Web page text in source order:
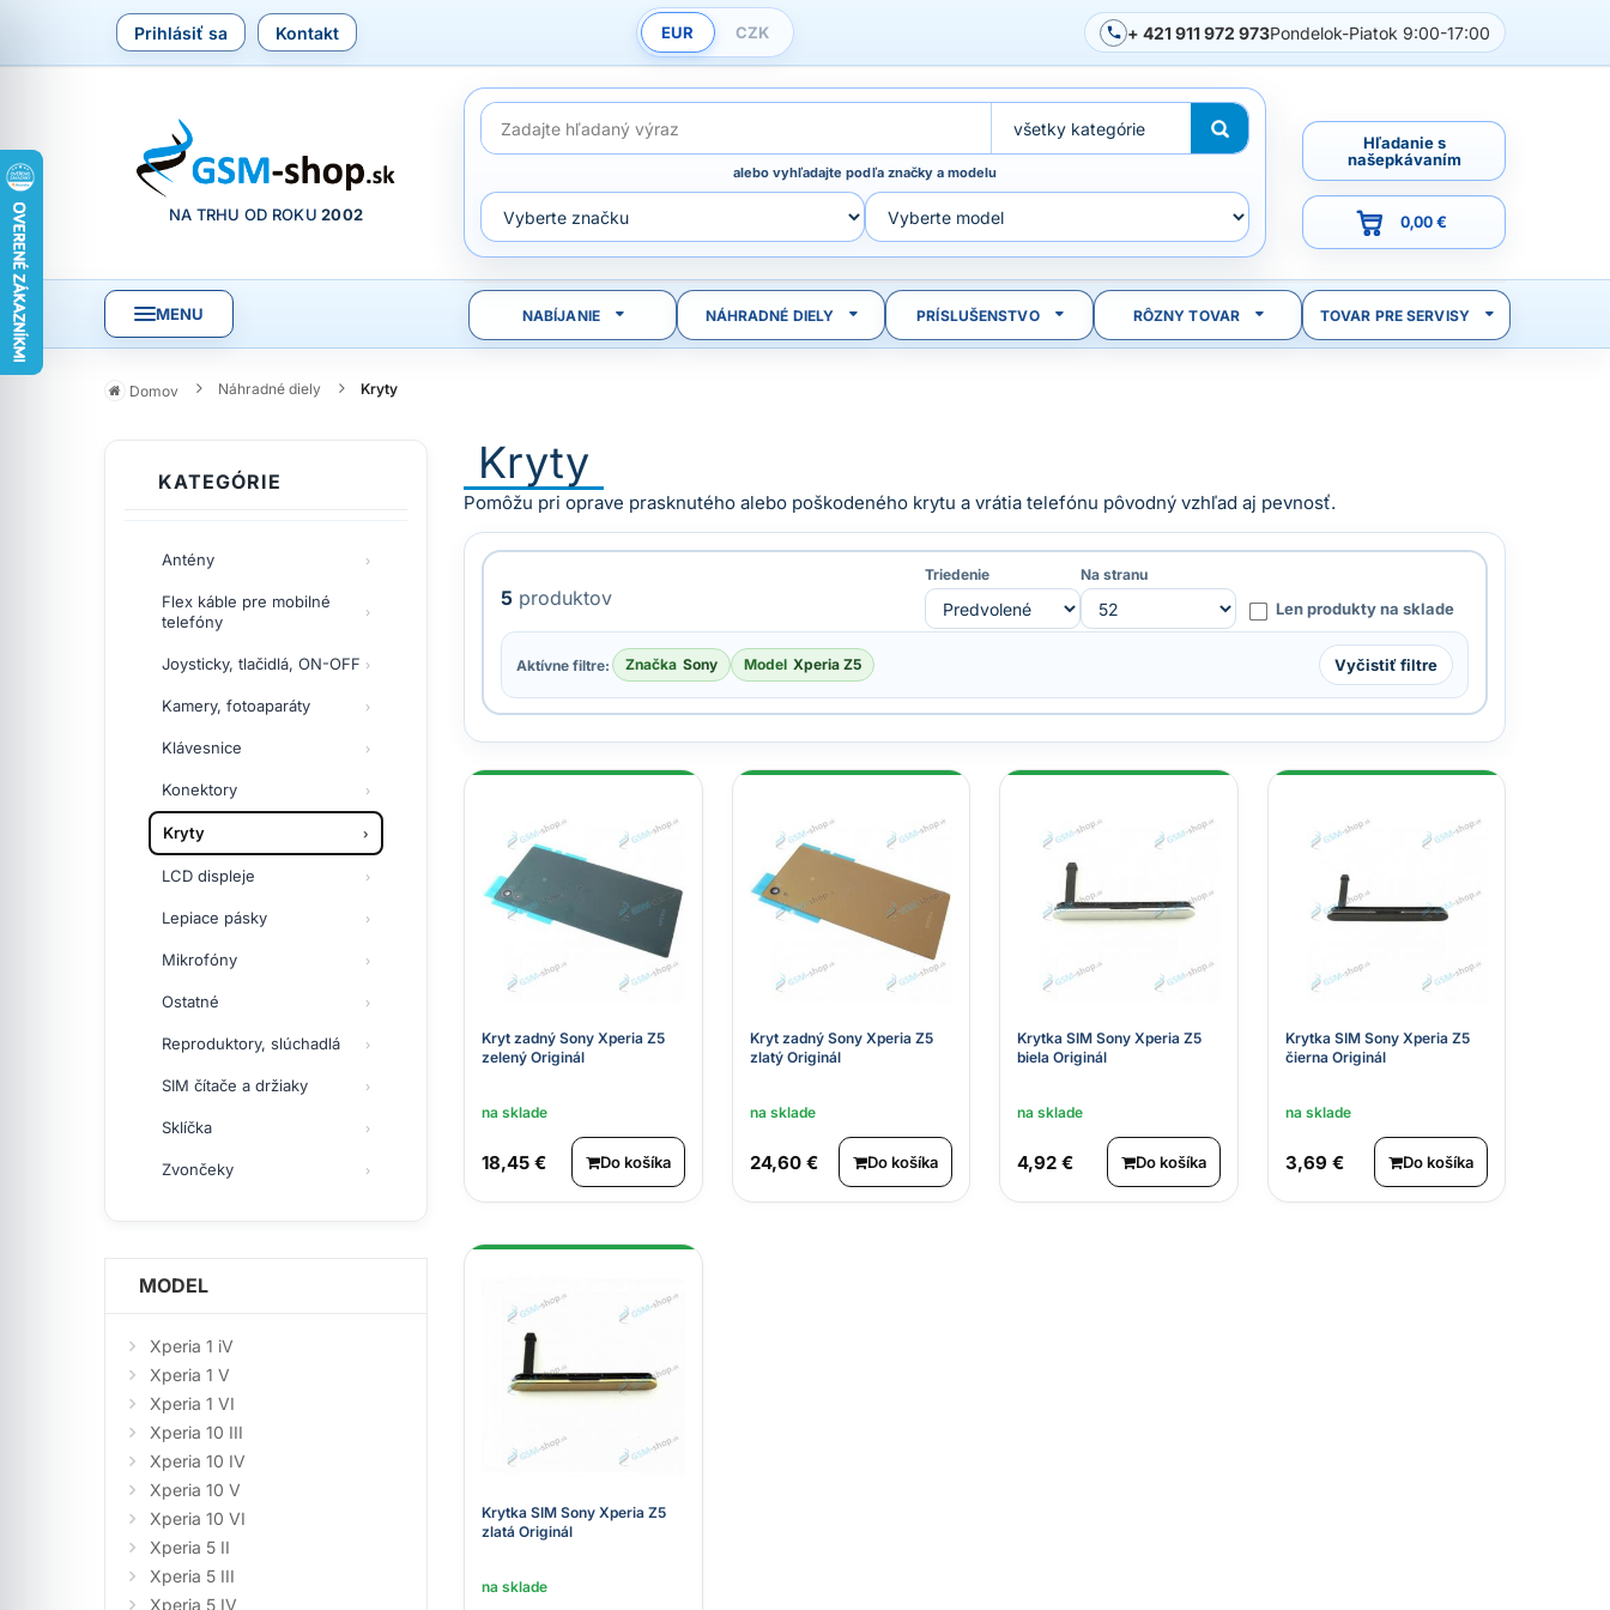
Prihlásiť sa Kontakt EUR CZK + 421 911 972 973Pondelok-Piatok 9:00-17:00
NA TRHU OD ROKU2002
alebo vyhľadajte podľa značky a modelu
Hľadanie s
našepkávaním
0,00 €
MENU NABÍJANIE NÁHRADNÉ DIELY PRÍSLUŠENSTVO RÔZNY TOVAR TOVAR PRE SERVISY
Domov Náhradné diely Kryty
KATEGÓRIE
Antény
Flex káble pre mobilné
telefóny
Joysticky, tlačidlá, ON-OFF
Kamery, fotoaparáty
Klávesnice
Konektory
Kryty
LCD displeje
Lepiace pásky
Mikrofóny
Ostatné
Reproduktory, slúchadlá
SIM čítače a držiaky
Sklíčka
Zvončeky
MODEL
Xperia 1 iV
Xperia 1 V
Xperia 1 VI
Xperia 10 III
Xperia 10 IV
Xperia 10 V
Xperia 10 VI
Xperia 5 II
Xperia 5 III
Xperia 5 IV
Kryty
Pomôžu pri oprave prasknutého alebo poškodeného krytu a vrátia telefónu pôvodný vzhľad aj pevnosť.
5 produktov
Triedenie Na stranu
Len produkty na sklade
Aktívne filtre: Značka Sony Model Xperia Z5 Vyčistiť filtre
Kryt zadný Sony Xperia Z5
zelený Originál
na sklade
18,45 € Do košíka
Kryt zadný Sony Xperia Z5
zlatý Originál
na sklade
24,60 € Do košíka
Krytka SIM Sony Xperia Z5
biela Originál
na sklade
4,92 € Do košíka
Krytka SIM Sony Xperia Z5
čierna Originál
na sklade
3,69 € Do košíka
Krytka SIM Sony Xperia Z5
zlatá Originál
na sklade